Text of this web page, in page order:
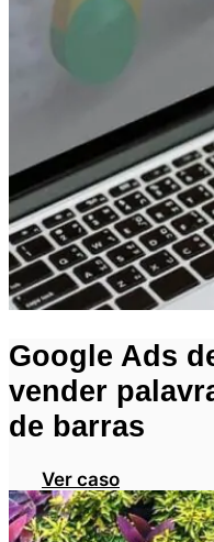
Google Ads
vender
de barras
Ver caso